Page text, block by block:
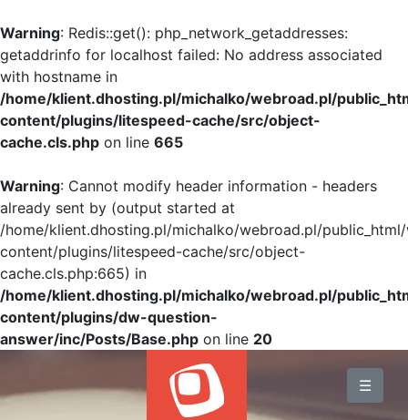
Warning: Redis::get(): php_network_getaddresses:
getaddrinfo for localhost failed: No address associated
with hostname in
/home/klient.dhosting.pl/michalko/webroad.pl/
content/plugins/litespeed-cache/src/object-
cache.cls.php on line 665
Warning: Cannot modify header information - headers
already sent by (output started at
/home/klient.dhosting.pl/michalko/webroad.pl/
content/plugins/litespeed-cache/src/object-
cache.cls.php:665) in
/home/klient.dhosting.pl/michalko/webroad.pl/
content/plugins/dw-question-
answer/inc/Posts/Base.php on line 20
☰
BLOG
WYDARZENIA